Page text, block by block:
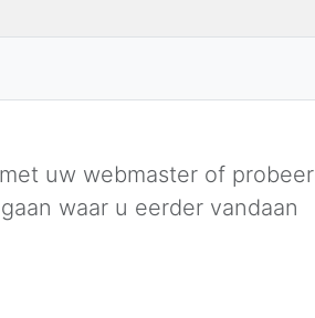
uw webmaster of probeer
waar u eerder vandaan